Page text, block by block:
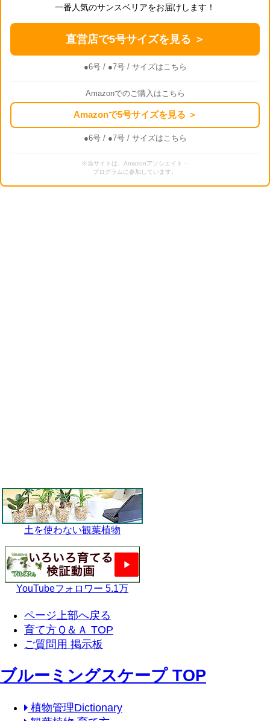
一番人気のサンスベリアをお届けします！
直営店で5号サイズを見る ＞
●6号/ ●7号/ サイズはこちら
Amazonでのご購入はこちら
Amazonで5号サイズを見る ＞
●6号/ ●7号/ サイズはこちら
※当サイトは、Amazonアソシエイト・
プログラムに参加しています。
土を使わない観葉植物
YouTubeフォロワー 5.1万
ページ上部へ戻る
育て方Ｑ＆Ａ TOP
ご質問用 掲示板
ブルーミングスケープ TOP
植物管理Dictionary